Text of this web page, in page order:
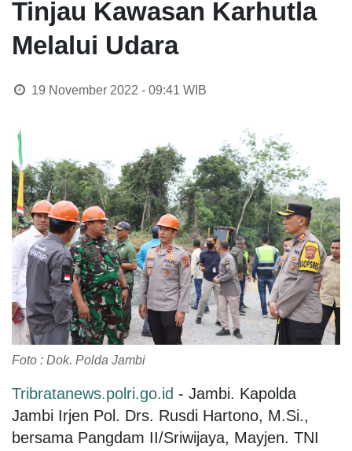
Tinjau Kawasan Karhutla
Melalui Udara
19 November 2022 - 09:41 WIB
Foto : Dok. Polda Jambi
Tribratanews.polri.go.id - Jambi. Kapolda
Jambi Irjen Pol. Drs. Rusdi Hartono, M.Si.,
bersama Pangdam II/Sriwijaya, Mayjen. TNI